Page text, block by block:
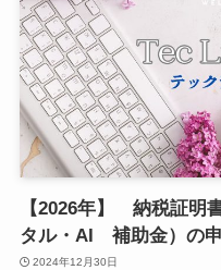
【2026年】 納税証明
タル・AI 補助金）の
2024年12月30日